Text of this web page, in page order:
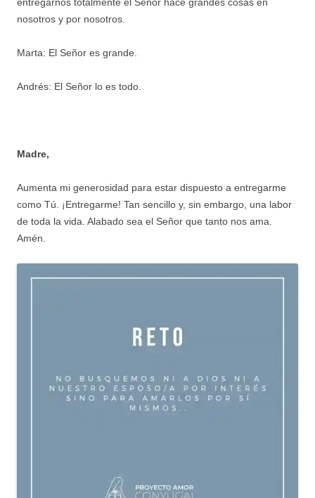
nosotros y por nosotros.
Marta: El Señor es grande.
Andrés: El Señor lo es todo.
Madre,
Aumenta mi generosidad para estar dispuesto a entregarme
como Tú. ¡Entregarme! Tan sencillo y, sin embargo, una labor
de toda la vida. Alabado sea el Señor que tanto nos ama.
Amén.